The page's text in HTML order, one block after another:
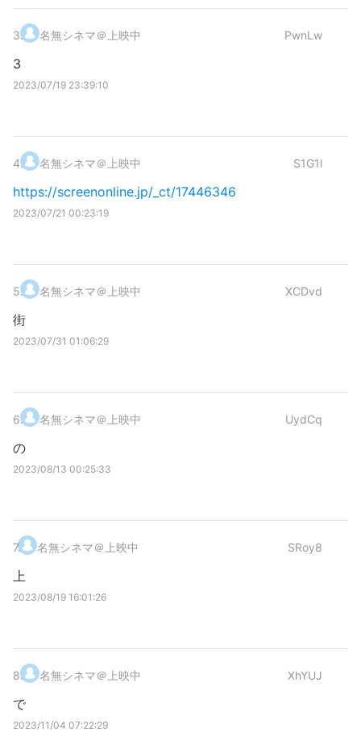
3. 名無シネマ＠上映中 PwnLw
3
2023/07/19 23:39:10
4. 名無シネマ＠上映中 S1G1l
https://screenonline.jp/_ct/17446346
2023/07/21 00:23:19
5. 名無シネマ＠上映中 XCDvd
街
2023/07/31 01:06:29
6. 名無シネマ＠上映中 UydCq
の
2023/08/13 00:25:33
7. 名無シネマ＠上映中 SRoy8
上
2023/08/19 16:01:26
8. 名無シネマ＠上映中 XhYUJ
で
2023/11/04 07:22:29